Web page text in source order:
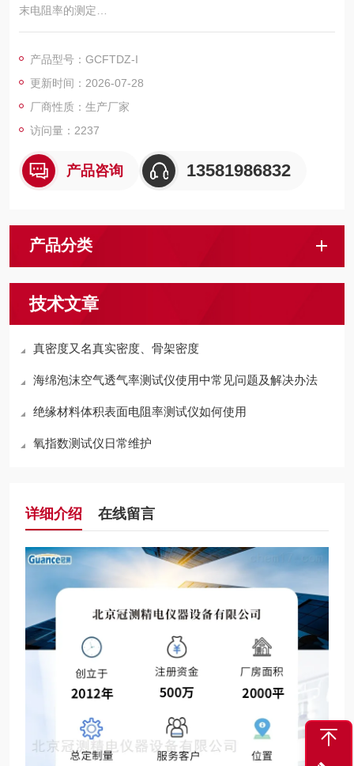
末电阻率的测定
主要适用于煅后无烟煤、石墨、炭黑、焙烧碎、煅后石油焦、石
产品型号：GCFTDZ-I
更新时间：2026-07-28
厂商性质：生产厂家
访问量：2237
产品咨询 13581986832
产品分类
技术文章
真密度又名真实密度、骨架密度
海绵泡沫空气透气率测试仪使用中常见问题及解决办法
绝缘材料体积表面电阻率测试仪如何使用
氧指数测试仪日常维护
详细介绍 在线留言